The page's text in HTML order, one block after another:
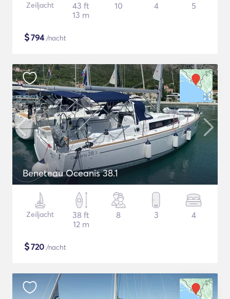
Zeiljacht
43 ft
13 m
10 4 5
$794/nacht
Beneteau Oceanis 38.1
Zeiljacht
38 ft
12 m
8 3 4
$720 /nacht